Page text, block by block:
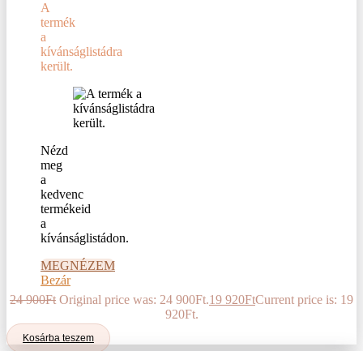
A
termék
a
kívánságlistádra
került.
Nézd
meg
a
kedvenc
termékeid
a
kívánságlistádon.
MEGNÉZEM
Bezár
24 900Ft Original price was: 24 900Ft.19 920FtCurrent price is: 19
920Ft.
Kosárba teszem